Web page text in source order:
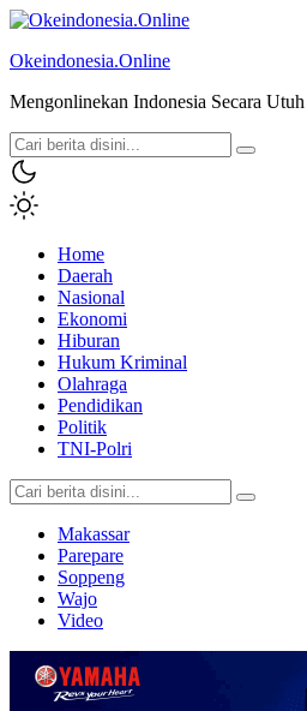
Okeindonesia.Online
Mengonlinekan Indonesia Secara Utuh
Home
Daerah
Nasional
Ekonomi
Hiburan
Hukum Kriminal
Olahraga
Pendidikan
Politik
TNI-Polri
Makassar
Parepare
Soppeng
Wajo
Video